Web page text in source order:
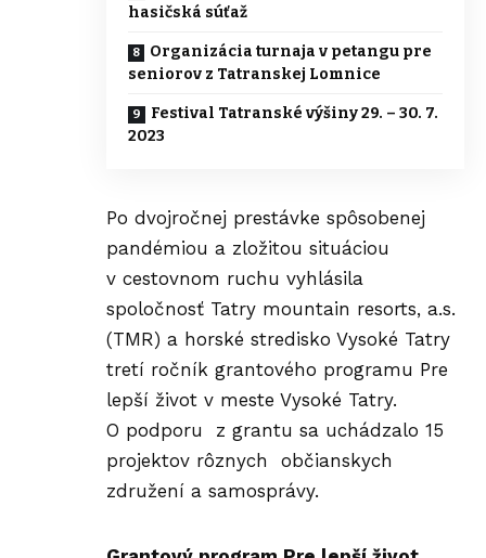
hasičská súťaž
Organizácia turnaja v petangu pre
seniorov z Tatranskej Lomnice
Festival Tatranské výšiny 29. – 30. 7.
2023
Po dvojročnej prestávke spôsobenej
pandémiou a zložitou situáciou
v cestovnom ruchu vyhlásila
spoločnosť Tatry mountain resorts, a.s.
(TMR) a horské stredisko Vysoké Tatry
tretí ročník grantového programu Pre
lepší život v meste Vysoké Tatry.
O podporu z grantu sa uchádzalo 15
projektov rôznych občianskych
združení a samosprávy.